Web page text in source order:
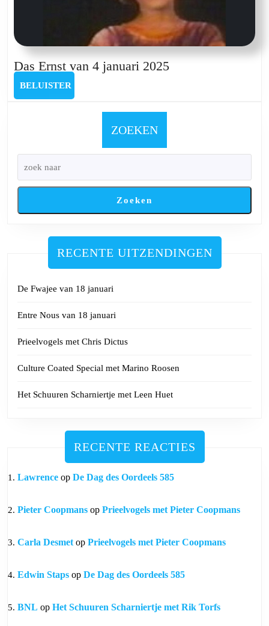
Das Ernst van 4 januari 2025Das
BELUISTER
ZOEKEN
Zoeken
RECENTE UITZENDINGEN
De Fwajee van 18 januari
Entre Nous van 18 januari
Prieelvogels met Chris Dictus
Culture Coated Special met Marino Roosen
Het Schuuren Scharniertje met Leen Huet
RECENTE REACTIES
Lawrence op De Dag des Oordeels 585
Pieter Coopmans op Prieelvogels met Pieter Coopmans
Carla Desmet op Prieelvogels met Pieter Coopmans
Edwin Staps op De Dag des Oordeels 585
BNL op Het Schuuren Scharniertje met Rik Torfs